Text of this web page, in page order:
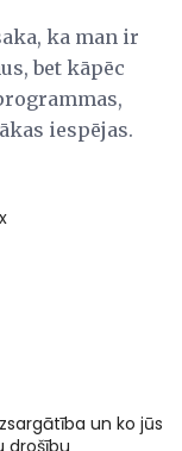
ka man ir
bet kāpēc
iespējas.
un ko jūs
drošību